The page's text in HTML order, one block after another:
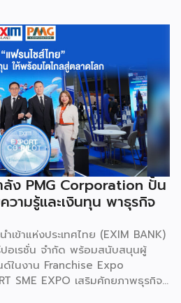
คลียร์แห่งชาติ (องค์การมหาชน) หรือ
ลัก ณ สำนักงาน สทน. องครักษ์ เพื่อ
จัยไทยในการยกระดับเครื่องมือ
สถียรภาพทางเทคโนโลยี
ก่ประเทศอย่างยั่งยืน ศ.ดร.ยศชนัน
ะทรวง อว. ประธานในพิธีเปิดเปิดเผย
หมุดหมายสำคัญในการหลอมรวมความ
เพื่อขับเคลื่อนจากงานวิจัยพื้นฐาน
หกรรม โดยมุ่งสร้างเครือข่ายวิศวกร
งในการพัฒนาเทคโนโลยีเชิง
รองรับอุตสาหกรรม
วทะยานสู่เวทีโลกได้อย่างภาคภูมิ”
ในครั้งนี้ […]
ลัง PMG Corporation ปั้น
วามรู้และเงินทุน พาธุรกิจ
เข้าแห่งประเทศไทย (EXIM BANK)
อเรชั่น จำกัด พร้อมสนับสนุนผู้
ในงาน Franchise Expo
SME EXPO เสริมศักยภาพธุรกิจ